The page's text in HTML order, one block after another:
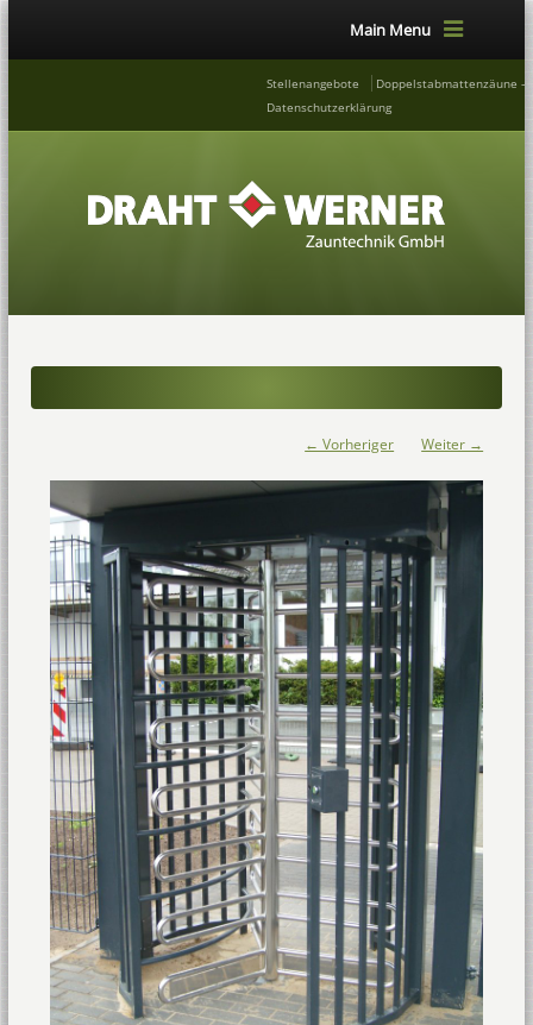
Main Menu
Stellenangebote
Doppelstabmattenzäune –
Datenschutzerklärung
← Vorheriger Weiter →